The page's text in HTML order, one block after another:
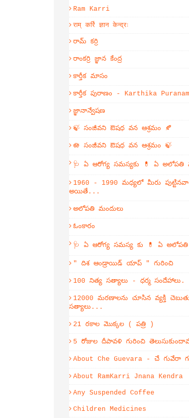
Ram Karri
राम् कर्रि ज्ञान केन्द्रः
రామ్ కర్రి
రాంకర్రి జ్ఞాన కేంద్ర
కార్తీక మాసం
కార్తీక పురాణం - Karthika Puranam
జ్ఞానాన్వేషణ
🍃 సంజీవని ఔషధ వన ఆశ్రమం 🍂
🪷 సంజీవని ఔషధ వన ఆశ్రమం 🍃
🩺 ఏ ఆరోగ్య సమస్యకు 💊 ఏ అలోపతి
1960 - 1990 మధ్యలో మీరు
అయితే...
అలోపతి మందులు
ఓంకారం
🩺 ఏ ఆరోగ్య సమస్య కు 💊 ఏ
" దిశ ఆండ్రాయిడ్ యాప్ " గురించి
100 నిత్య సత్యాలు - ధర్మ సందేహాలు.
12000 మరణాలను చూసిన వ్యక్తి
సత్యాలు...
21 రకాల మొక్కల ( పత్రి )
5 రోజుల దీపావళి గురించి
About Che Guevara - చే గువేరా
About RamKarri Jnana Kendra
Any Suspended Coffee
Children Medicines